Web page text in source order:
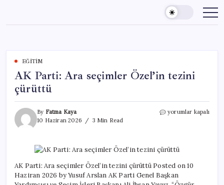
content
EĞITIM
AK Parti: Ara seçimler Özel’in tezini
çürüttü
By Fatma Kaya
10 Haziran 2026
3 Min Read
AK
Özel’in
tezini
çürüttü
için
yorumlar kapalı
AK Parti: Ara seçimler Özel’in tezini çürüttü Posted on 10
Haziran 2026 by Yusuf Arslan AK Parti Genel Başkan